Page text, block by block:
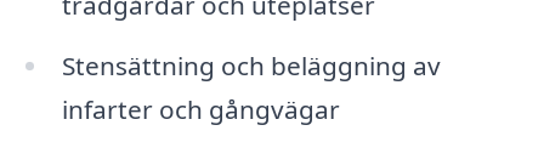
Stensättning och beläggning av
infarter och gångvägar